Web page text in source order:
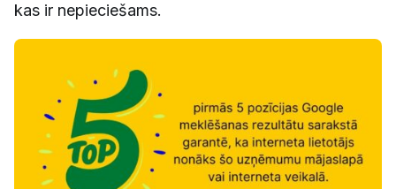
kas ir nepieciešams.